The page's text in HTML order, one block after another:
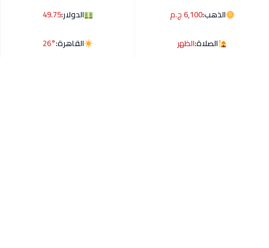
الذهب:6,100 ج.م الدولار:49.75
الصلاة:الظهر القاهرة:26°